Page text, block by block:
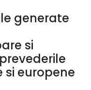
generate
si
europene